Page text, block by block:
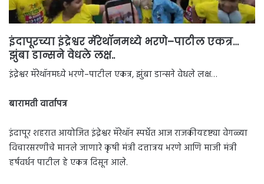
इंदापूरच्या इंद्रेश्वर मॅरेथॉनमध्ये भरणे–पाटील एकत्र…
झुंबा डान्सने वेधले लक्ष..
इंद्रेश्वर मॅरेथॉनमध्ये भरणे–पाटील एकत्र, झुंबा डान्सने वेधले लक्ष…
बारामती वार्तापत्र
इंदापूर शहरात आयोजित इंद्रेश्वर मॅरेथॉन स्पर्धेत आज राजकीयदृष्ट्या वेगळ्या
विचारसरणीचे मानले जाणारे कृषी मंत्री दत्तात्रय भरणे आणि माजी मंत्री
हर्षवर्धन पाटील हे एकत्र दिसून आले.